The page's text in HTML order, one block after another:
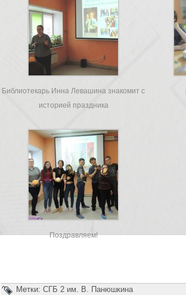
Библиотекарь Инна Левашина знакомит с
историей праздника
Поздравляем!
Метки: СГБ 2 им. В. Панюшкина